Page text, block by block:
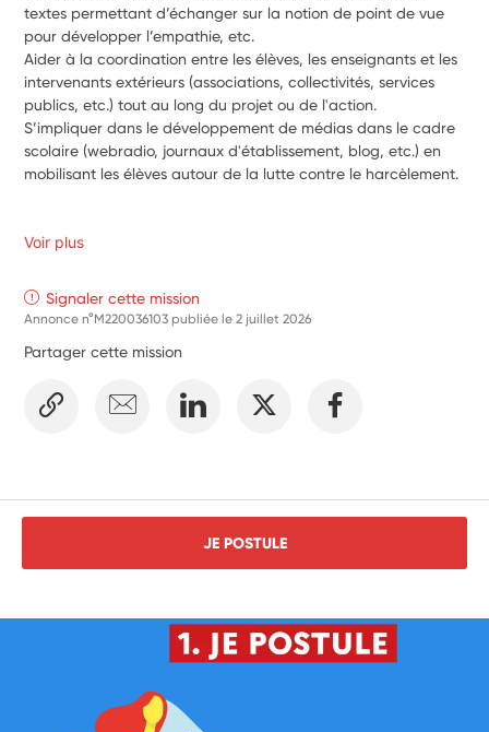
textes permettant d’échanger sur la notion de point de vue
pour développer l’empathie, etc.
Aider à la coordination entre les élèves, les enseignants et les
intervenants extérieurs (associations, collectivités, services
publics, etc.) tout au long du projet ou de l'action.
S’impliquer dans le développement de médias dans le cadre
scolaire (webradio, journaux d'établissement, blog, etc.) en
mobilisant les élèves autour de la lutte contre le harcèlement.
Voir plus
Signaler cette mission
Annonce n°M220036103 publiée le2 juillet 2026
Partager cette mission
JE POSTULE